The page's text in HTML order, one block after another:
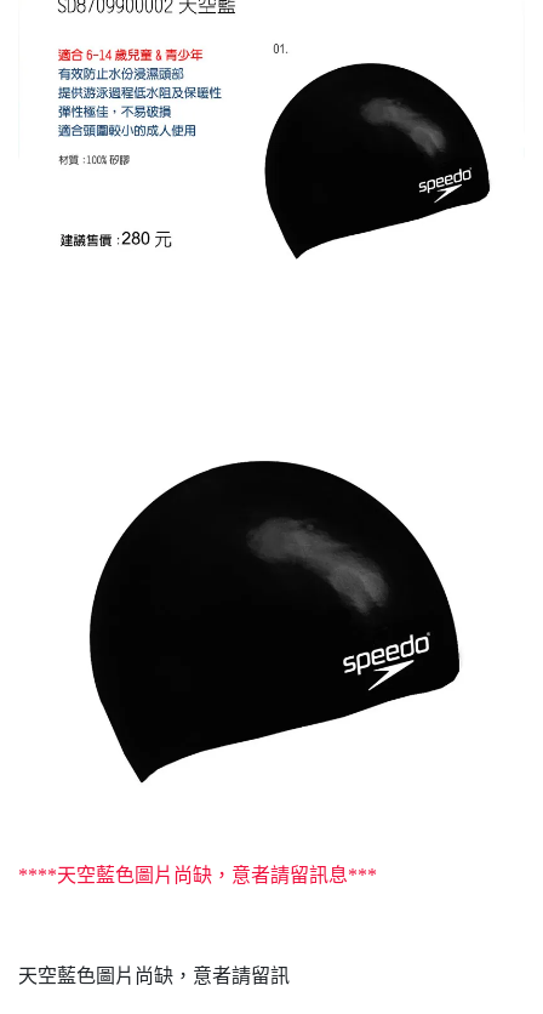
****天空藍色圖片尚缺，意者請留訊息***
天空藍色圖片尚缺，意者請留訊